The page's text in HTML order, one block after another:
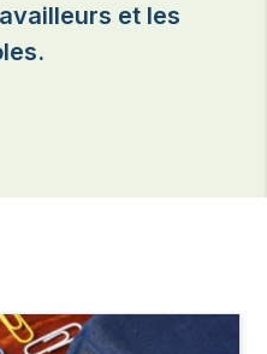
et les